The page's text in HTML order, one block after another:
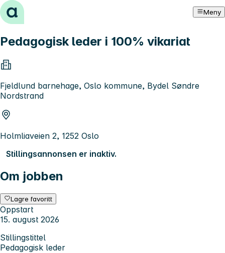
Hopp til innhold Meny
Pedagogisk leder i 100% vikariat
Fjeldlund barnehage, Oslo kommune, Bydel Søndre
Nordstrand
Holmliaveien 2, 1252 Oslo
Stillingsannonsen er inaktiv.
Om jobben
Lagre favoritt
Oppstart
15. august 2026
Stillingstittel
Pedagogisk leder